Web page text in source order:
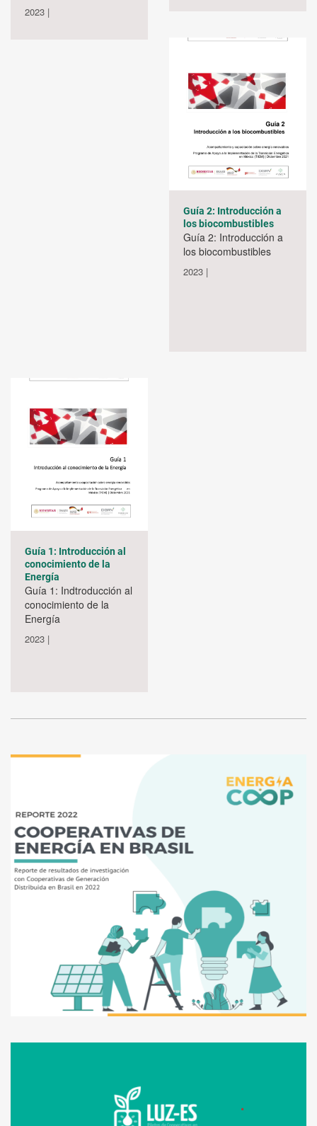
2023 |
Guía 2: Introducción a
los biocombustibles
Guía 2: Introducción a
los biocombustibles
2023 |
Guía 1: Introducción al
conocimiento de la
Energía
Guía 1: Indtroducción al
conocimiento de la
Energía
2023 |